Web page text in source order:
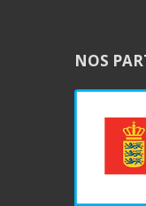
NOS